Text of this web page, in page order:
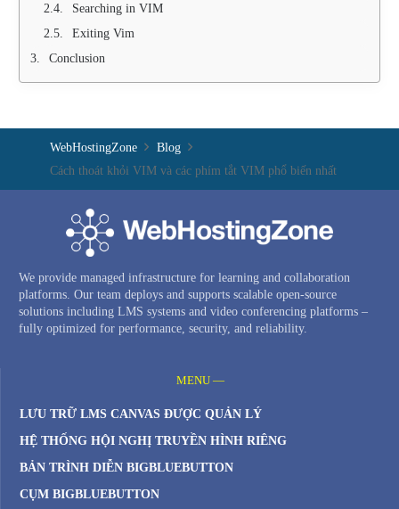
Searching in VIM
Exiting Vim
Conclusion
WebHostingZone
Blog
Cách thoát khỏi VIM và các phím tắt VIM phổ biến nhất
We provide managed infrastructure for learning and collaboration
platforms. Our team deploys and supports scalable open-source
solutions including LMS systems and video conferencing platforms –
fully optimized for performance, security, and reliability.
MENU —
LƯU TRỮ LMS CANVAS ĐƯỢC QUẢN LÝ
HỆ THỐNG HỘI NGHỊ TRUYỀN HÌNH RIÊNG
BẢN TRÌNH DIỄN BIGBLUEBUTTON
CỤM BIGBLUEBUTTON